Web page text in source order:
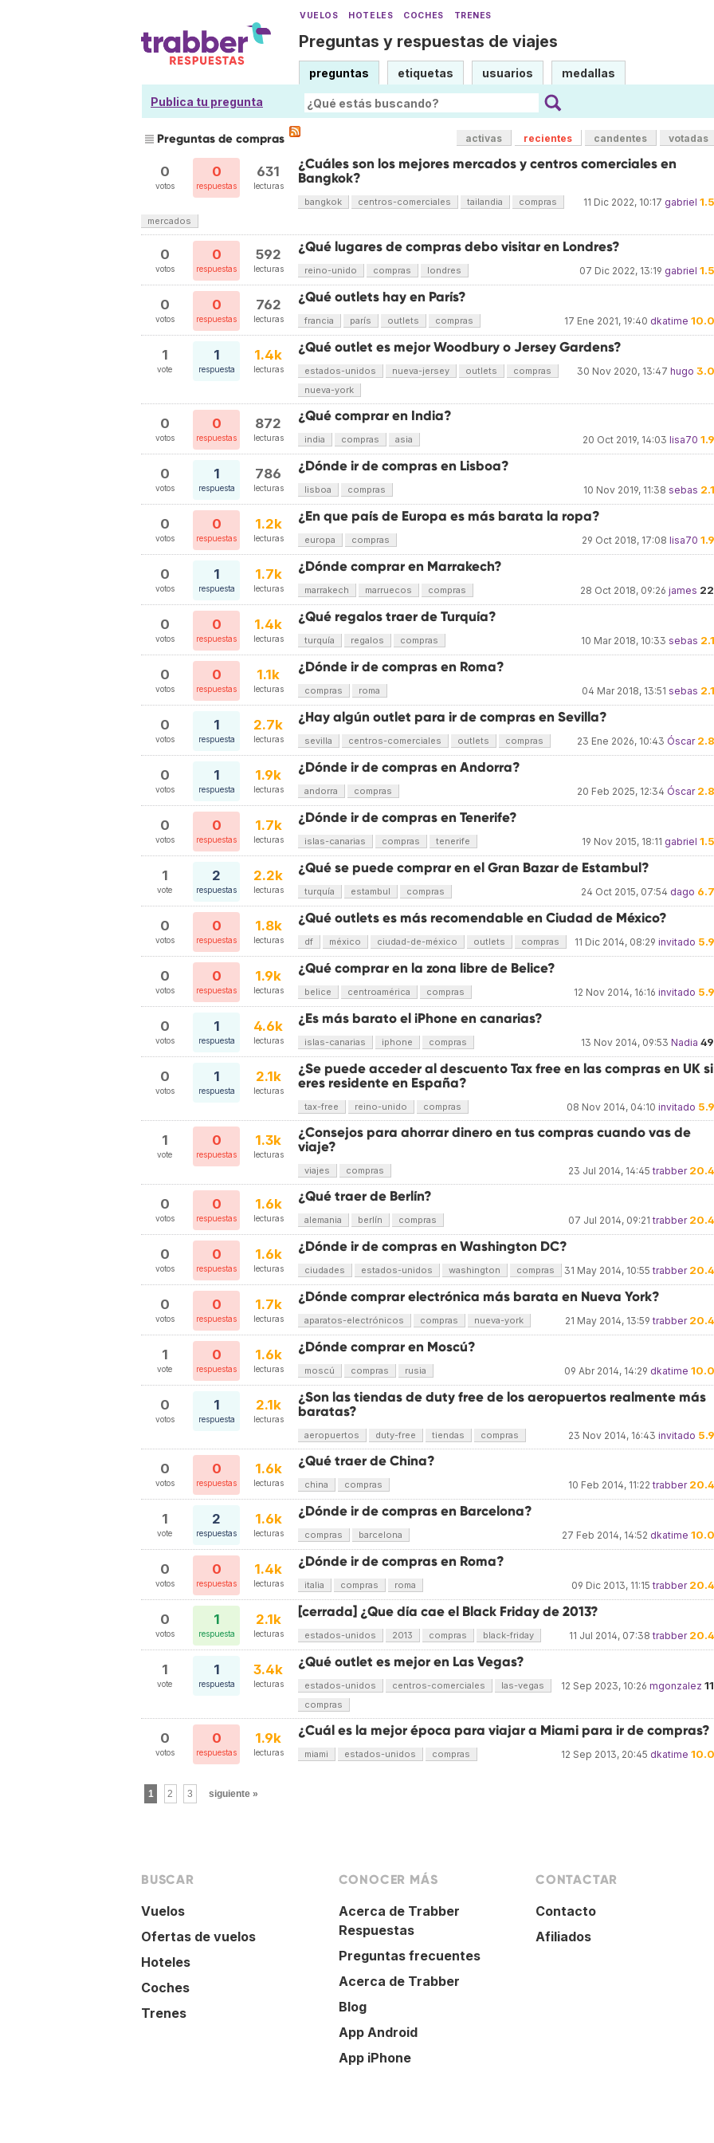
VUELOS HOTELES COCHES TRENES
Preguntas y respuestas de viajes
preguntas etiquetas usuarios medallas
Publica tu pregunta
Preguntas de compras activas recientes candentes votadas
0
votos
0
respuestas
631
lecturas
¿Cuáles son los mejores mercados y centros comerciales en
Bangkok?
11 Dic 2022, 10:17 gabriel
bangkok centros-comerciales tailandia
compras
mercados
0
votos
0
respuestas
592
lecturas
¿Qué lugares de compras debo visitar en Londres?
07 Dic 2022, 13:19 gabriel
reino-unido compras londres
0
votos
0
respuestas
762
lecturas
¿Qué outlets hay en París?
17 Ene 2021, 19:40 dkatime
francia parís outlets compras
1
vote
1
respuesta
1.4k
lecturas
¿Qué outlet es mejor Woodbury o Jersey Gardens?
30 Nov 2020, 13:47 hugo
estados-unidos nueva-jersey outlets
compras
nueva-york
0
votos
0
respuestas
872
lecturas
¿Qué comprar en India?
20 Oct 2019, 14:03 lisa70
india compras asia
0
votos
1
respuesta
786
lecturas
¿Dónde ir de compras en Lisboa?
10 Nov 2019, 11:38 sebas
lisboa compras
0
votos
0
respuestas
1.2k
lecturas
¿En que país de Europa es más barata la ropa?
29 Oct 2018, 17:08 lisa70
europa compras
0
votos
1
respuesta
1.7k
lecturas
¿Dónde comprar en Marrakech?
28 Oct 2018, 09:26 james
marrakech marruecos compras
0
votos
0
respuestas
1.4k
lecturas
¿Qué regalos traer de Turquía?
10 Mar 2018, 10:33 sebas
turquía regalos compras
0
votos
0
respuestas
1.1k
lecturas
¿Dónde ir de compras en Roma?
04 Mar 2018, 13:51 sebas
compras roma
0
votos
1
respuesta
2.7k
lecturas
¿Hay algún outlet para ir de compras en Sevilla?
23 Ene 2026, 10:43 Óscar
sevilla centros-comerciales outlets compras
0
votos
1
respuesta
1.9k
lecturas
¿Dónde ir de compras en Andorra?
20 Feb 2025, 12:34 Óscar
andorra compras
0
votos
0
respuestas
1.7k
lecturas
¿Dónde ir de compras en Tenerife?
19 Nov 2015, 18:11 gabriel
islas-canarias compras tenerife
1
vote
2
respuestas
2.2k
lecturas
¿Qué se puede comprar en el Gran Bazar de Estambul?
24 Oct 2015, 07:54 dago
turquía estambul compras
0
votos
0
respuestas
1.8k
lecturas
¿Qué outlets es más recomendable en Ciudad de México?
11 Dic 2014, 08:29 invitado
df méxico ciudad-de-méxico outlets compras
0
votos
0
respuestas
1.9k
lecturas
¿Qué comprar en la zona libre de Belice?
12 Nov 2014, 16:16 invitado
belice centroamérica compras
0
votos
1
respuesta
4.6k
lecturas
¿Es más barato el iPhone en canarias?
13 Nov 2014, 09:53 Nadia
islas-canarias iphone compras
0
votos
1
respuesta
2.1k
lecturas
¿Se puede acceder al descuento Tax free en las compras en UK si
eres residente en España?
08 Nov 2014, 04:10 invitado
tax-free reino-unido compras
1
vote
0
respuestas
1.3k
lecturas
¿Consejos para ahorrar dinero en tus compras cuando vas de
viaje?
23 Jul 2014, 14:45 trabber
viajes compras
0
votos
0
respuestas
1.6k
lecturas
¿Qué traer de Berlín?
07 Jul 2014, 09:21 trabber
alemania berlín compras
0
votos
0
respuestas
1.6k
lecturas
¿Dónde ir de compras en Washington DC?
31 May 2014, 10:55 trabber
ciudades estados-unidos washington compras
0
votos
0
respuestas
1.7k
lecturas
¿Dónde comprar electrónica más barata en Nueva York?
21 May 2014, 13:59 trabber
aparatos-electrónicos compras nueva-york
1
vote
0
respuestas
1.6k
lecturas
¿Dónde comprar en Moscú?
09 Abr 2014, 14:29 dkatime
moscú compras rusia
0
votos
1
respuesta
2.1k
lecturas
¿Son las tiendas de duty free de los aeropuertos realmente más
baratas?
23 Nov 2014, 16:43 invitado
aeropuertos duty-free tiendas compras
0
votos
0
respuestas
1.6k
lecturas
¿Qué traer de China?
10 Feb 2014, 11:22 trabber
china compras
1
vote
2
respuestas
1.6k
lecturas
¿Dónde ir de compras en Barcelona?
27 Feb 2014, 14:52 dkatime
compras barcelona
0
votos
0
respuestas
1.4k
lecturas
¿Dónde ir de compras en Roma?
09 Dic 2013, 11:15 trabber
italia compras roma
0
votos
1
respuesta
2.1k
lecturas
[cerrada] ¿Que día cae el Black Friday de 2013?
11 Jul 2014, 07:38 trabber
estados-unidos 2013 compras black-friday
1
vote
1
respuesta
3.4k
lecturas
¿Qué outlet es mejor en Las Vegas?
12 Sep 2023, 10:26 mgonzalez
estados-unidos centros-comerciales
las-vegas
compras
0
votos
0
respuestas
1.9k
lecturas
¿Cuál es la mejor época para viajar a Miami para ir de compras?
12 Sep 2013, 20:45 dkatime
miami estados-unidos compras
1 2 3 siguiente »
BUSCAR
Vuelos
Ofertas de vuelos
Hoteles
Coches
Trenes
CONOCER MÁS
Acerca de Trabber
Respuestas
Preguntas frecuentes
Acerca de Trabber
Blog
App Android
App iPhone
CONTACTAR
Contacto
Afiliados